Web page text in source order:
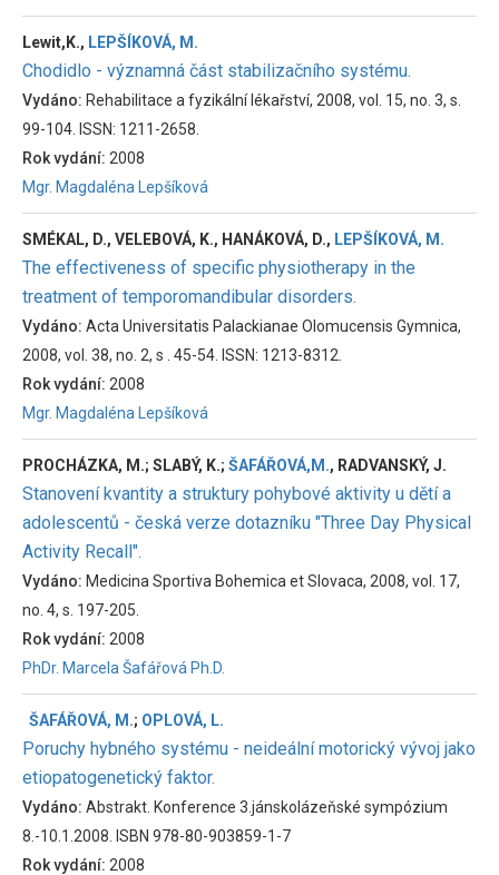
Lewit,K., LEPŠÍKOVÁ, M.
Chodidlo - významná část stabilizačního systému.
Vydáno: Rehabilitace a fyzikální lékařství, 2008, vol. 15, no. 3, s.
99-104. ISSN: 1211-2658.
Rok vydání: 2008
Mgr. Magdaléna Lepšíková
SMÉKAL, D., VELEBOVÁ, K., HANÁKOVÁ, D., LEPŠÍKOVÁ, M.
The effectiveness of specific physiotherapy in the
treatment of temporomandibular disorders.
Vydáno: Acta Universitatis Palackianae Olomucensis Gymnica,
2008, vol. 38, no. 2, s . 45-54. ISSN: 1213-8312.
Rok vydání: 2008
Mgr. Magdaléna Lepšíková
PROCHÁZKA, M.; SLABÝ, K.; ŠAFÁŘOVÁ,M., RADVANSKÝ, J.
Stanovení kvantity a struktury pohybové aktivity u dětí a
adolescentů - česká verze dotazníku "Three Day Physical
Activity Recall".
Vydáno: Medicina Sportiva Bohemica et Slovaca, 2008, vol. 17,
no. 4, s. 197-205.
Rok vydání: 2008
PhDr. Marcela Šafářová Ph.D.
ŠAFÁŘOVÁ, M.; OPLOVÁ, L.
Poruchy hybného systému - neideální motorický vývoj jako
etiopatogenetický faktor.
Vydáno: Abstrakt. Konference 3.jánskolázeňské sympózium
8.-10.1.2008. ISBN 978-80-903859-1-7
Rok vydání: 2008